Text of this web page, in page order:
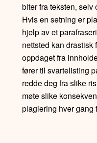
biter fra teksten, selv
Hvis en setning er
hjelp av et
nettsted kan
oppdaget fra
fører til svartelisting
redde deg fra slike
møte slike
plagiering hver gang